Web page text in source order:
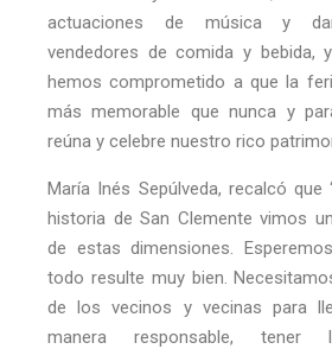
actuaciones de música y
vendedores de comida y bebida,
hemos comprometido a que la
más memorable que nunca y
reúna y celebre nuestro rico
María Inés Sepúlveda, recalcó que
historia de San Clemente vimos
de estas dimensiones.
todo resulte muy bien.
de los vecinos y vecinas para
manera responsable, tener